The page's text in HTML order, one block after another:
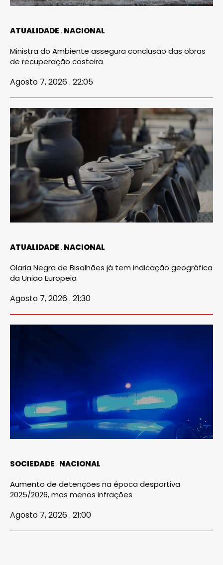
ATUALIDADE NACIONAL
Ministra do Ambiente assegura conclusão das obras
de recuperação costeira
Agosto 7, 2026 . 22:05
ATUALIDADE NACIONAL
Olaria Negra de Bisalhães já tem indicação geográfica
da União Europeia
Agosto 7, 2026 . 21:30
SOCIEDADE NACIONAL
Aumento de detenções na época desportiva
2025/2026, mas menos infrações
Agosto 7, 2026 . 21:00